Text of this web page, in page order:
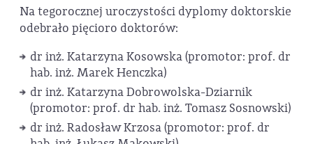
Na tegorocznej uroczystości dyplomy doktorskie
odebrało pięcioro doktorów:
dr inż. Katarzyna Kosowska (promotor: prof. dr
hab. inż. Marek Henczka)
dr inż. Katarzyna Dobrowolska-Dziarnik
(promotor: prof. dr hab. inż. Tomasz Sosnowski)
dr inż. Radosław Krzosa (promotor: prof. dr